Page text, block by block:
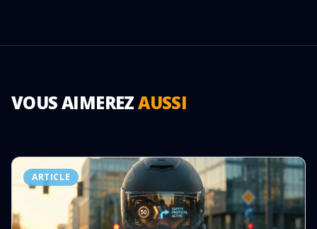
VOUS AIMEREZAUSSI
ARTICLE